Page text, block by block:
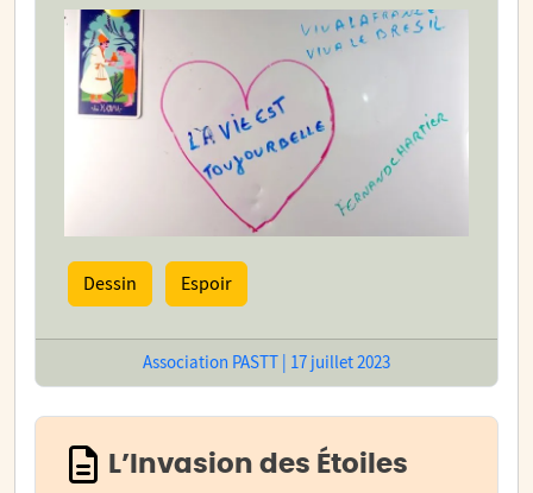
Dessin Espoir
Association PASTT | 17 juillet 2023
L’Invasion des Étoiles